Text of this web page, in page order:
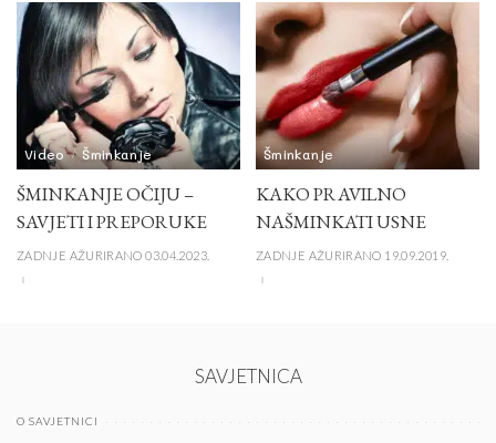
Video Šminkanje
ŠMINKANJE OČIJU –
SAVJETI I PREPORUKE
ZADNJE AŽURIRANO 03.04.2023.
Šminkanje
KAKO PRAVILNO
NAŠMINKATI USNE
ZADNJE AŽURIRANO 19.09.2019.
SAVJETNICA
O SAVJETNICI